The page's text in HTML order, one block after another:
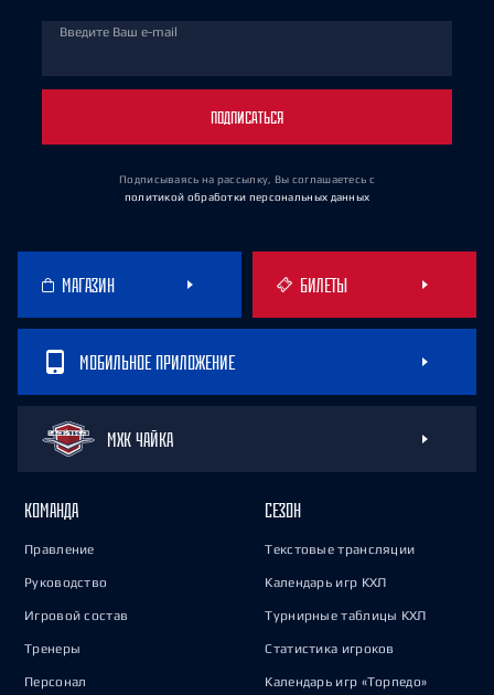
Введите Ваш e-mail
ПОДПИСАТЬСЯ
Подписываясь на рассылку, Вы соглашаетесь с
политикой обработки персональных данных
МАГАЗИН БИЛЕТЫ
МОБИЛЬНОЕ ПРИЛОЖЕНИЕ
МХК ЧАЙКА
КОМАНДА
Правление
Руководство
Игровой состав
Тренеры
Персонал
СЕЗОН
Текстовые трансляции
Календарь игр КХЛ
Турнирные таблицы КХЛ
Статистика игроков
Календарь игр «Торпедо»